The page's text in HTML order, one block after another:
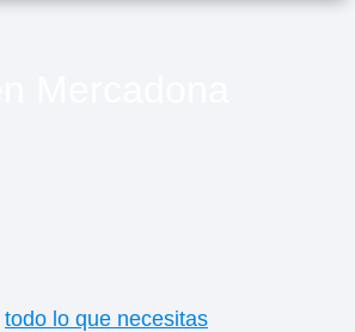
todo lo que necesitas